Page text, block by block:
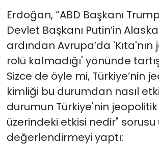
Erdoğan, “ABD Başkanı
Devlet Başkanı Putin’in
ardından Avrupa’da
rolü kalmadığı' yönünde
Sizce de öyle mi, Türkiye’nin
kimliği bu durumdan nasıl
durumun Türkiye'nin
üzerindeki etkisi nedir" sorusu
değerlendirmeyi yaptı: